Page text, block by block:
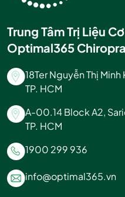
Trung Tâm Trị Liệu
Optimal365
18Ter Nguyễn Thị
TP. HCM
A-00.14 Block A2,
TP. HCM
1900 299 936
info@optimal365.vn